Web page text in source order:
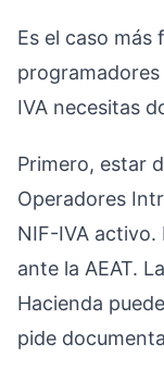
Es el caso más
IVA necesitas
Primero, estar
Operadores
NIF-IVA activo.
ante la AEAT.
Hacienda
pide